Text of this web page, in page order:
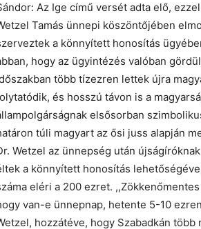
Az Ige című versét adta elő,
Tamás ünnepi köszöntőjében
a könnyített honosítás
hogy az ügyintézés valóban
több tízezren lettek újra
és hosszú távon is a
elsősorban
túli magyart az ősi juss alapján
Wetzel az ünnepség után
a könnyített honosítás
eléri a 200 ezret.
van-e ünnepnap, hetente 5-10
hozzátéve, hogy Szabadkán